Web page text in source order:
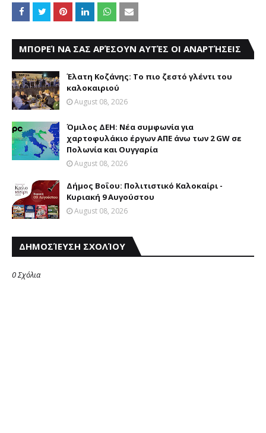
ΜΠΟΡΕΊ ΝΑ ΣΑΣ ΑΡΈΣΟΥΝ ΑΥΤΈΣ ΟΙ ΑΝΑΡΤΉΣΕΙΣ
Έλατη Κοζάνης: Το πιο ζεστό γλέντι του
καλοκαιριού
August 08, 2026
Όμιλος ΔΕΗ: Νέα συμφωνία για
χαρτοφυλάκιο έργων ΑΠΕ άνω των 2 GW σε
Πολωνία και Ουγγαρία
August 08, 2026
Δήμος Βοΐου: Πολιτιστικό Καλοκαίρι -
Κυριακή 9 Αυγούστου
August 08, 2026
ΔΗΜΟΣΊΕΥΣΗ ΣΧΟΛΊΟΥ
0 Σχόλια